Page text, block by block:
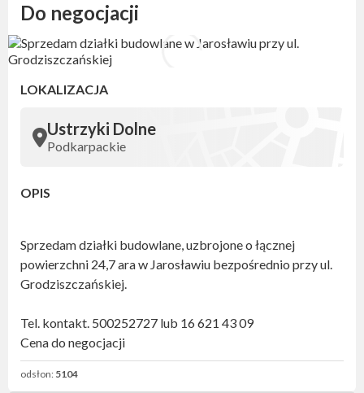
Do negocjacji
LOKALIZACJA
Ustrzyki Dolne
Podkarpackie
OPIS
Sprzedam działki budowlane, uzbrojone o łącznej
powierzchni 24,7 ara w Jarosławiu bezpośrednio przy ul.
Grodziszczańskiej.
Tel. kontakt. 500252727 lub 16 621 43 09
Cena do negocjacji
odsłon: 5104